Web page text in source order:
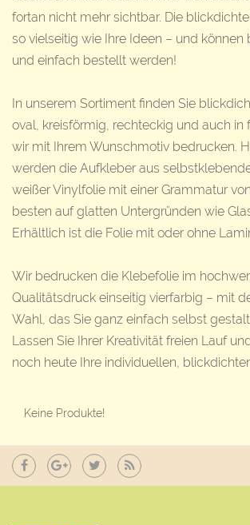
fortan nicht mehr sichtbar. Die
so vielseitig wie Ihre Ideen – und können
und einfach bestellt werden!
In unserem Sortiment finden Sie
oval, kreisförmig, rechteckig und auch in
wir mit Ihrem Wunschmotiv bedrucken.
werden die Aufkleber aus
weißer Vinylfolie mit einer Grammatur
besten auf glatten Untergründen wie
Erhältlich ist die Folie mit oder ohne
Wir bedrucken die Klebefolie im
Qualitätsdruck einseitig vierfarbig – mit
Wahl, das Sie ganz einfach selbst
Lassen Sie Ihrer Kreativität freien Lauf
noch heute Ihre individuellen,
Keine Produkte!